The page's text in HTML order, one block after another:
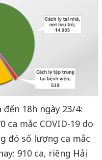
18h ngày 23/4:
ca mắc COVID-19 do
đó số lượng ca mắc
910 ca, riêng Hải